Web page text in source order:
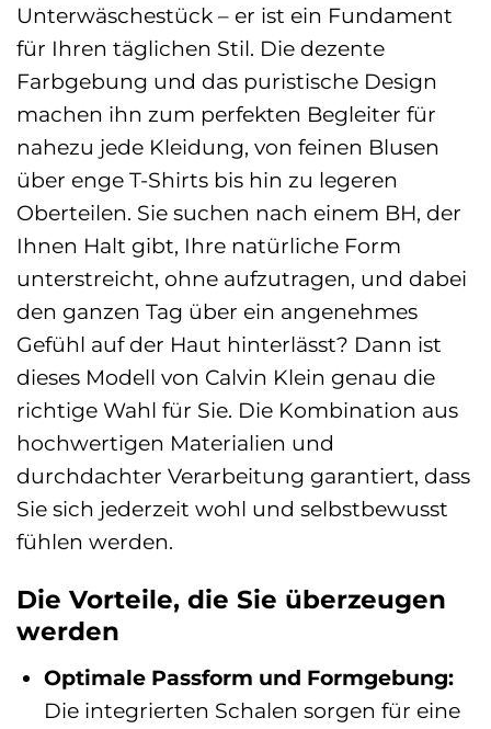
Unterwäschestück – er ist ein Fundament
für Ihren täglichen Stil. Die dezente
Farbgebung und das puristische Design
machen ihn zum perfekten Begleiter für
nahezu jede Kleidung, von feinen Blusen
über enge T-Shirts bis hin zu legeren
Oberteilen. Sie suchen nach einem BH, der
Ihnen Halt gibt, Ihre natürliche Form
unterstreicht, ohne aufzutragen, und dabei
den ganzen Tag über ein angenehmes
Gefühl auf der Haut hinterlässt? Dann ist
dieses Modell von Calvin Klein genau die
richtige Wahl für Sie. Die Kombination aus
hochwertigen Materialien und
durchdachter Verarbeitung garantiert, dass
Sie sich jederzeit wohl und selbstbewusst
fühlen werden.
Die Vorteile, die Sie überzeugen
werden
Optimale Passform und Formgebung:
Die integrierten Schalen sorgen für eine